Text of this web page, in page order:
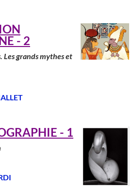
- 2
Les grands mythes et
- 1